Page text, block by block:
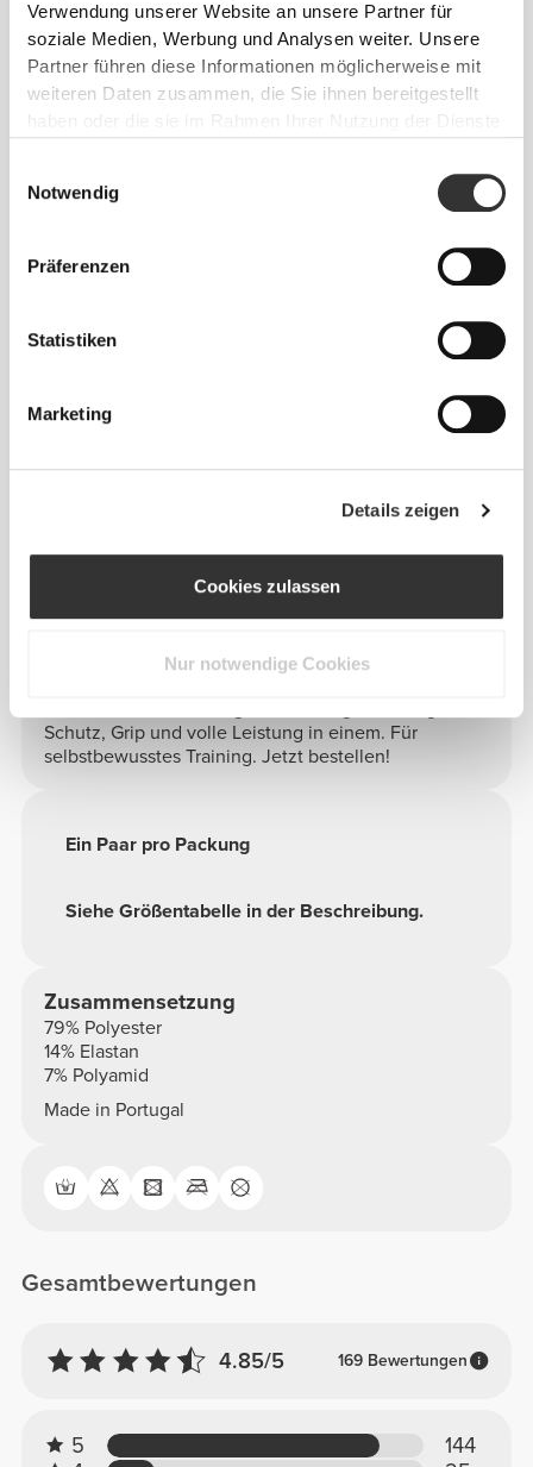
Verwendung unserer Website an unsere Partner für
soziale Medien, Werbung und Analysen weiter. Unsere
Partner führen diese Informationen möglicherweise mit
weiteren Daten zusammen, die Sie ihnen bereitgestellt
haben oder die sie im Rahmen Ihrer Nutzung der Dienste
Notwendig
Präferenzen
Statistiken
Marketing
Details zeigen
Cookies zulassen
Nur notwendige Cookies
Schutz, Grip und volle Leistung in einem. Für
selbstbewusstes Training. Jetzt bestellen!
Siehe Größentabelle in der Beschreibung.
Ein Paar pro Packung
Zusammensetzung
79% Polyester
14% Elastan
7% Polyamid
Made in Portugal
Gesamtbewertungen
4.85/5 169 Bewertungen
5
144